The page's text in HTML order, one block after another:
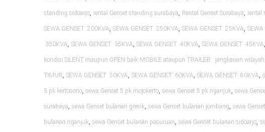
standing sidoarjo, rental Genset standing surabaya, Rental Genset Surabaya, rental
SEWA GENSET 200KVA, SEWA GENSET 250KVA, SEWA GENSET 25KVA,
350KVA, SEWA GENSET 35KVA, SEWA GENSET 40KVA, SEWA GENSET 45KVA,
kondisi SILENT maupun OPEN baik MOBILE ataupun TRAILER . jangkauan
TIMUR, SEWA GENSET 50KVA, SEWA GENSET 60KVA, SEWA GENSET 80KVA,
5 pk kertosono, sewa Genset 5 pk mojokerto, sewa Genset 5 pk nganjuk, sewa
surabaya, sewa Genset bulanan gresik, sewa Genset bulanan jombang, sewa
bulanan nganjuk, sewa Genset bulanan pasuruan, sewa Genset bulanan sidoarjo,